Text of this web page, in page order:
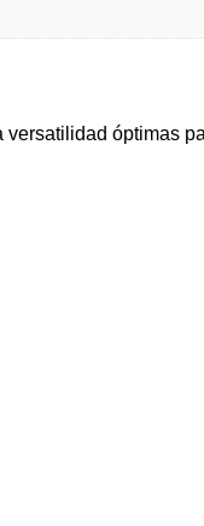
versatilidad óptimas